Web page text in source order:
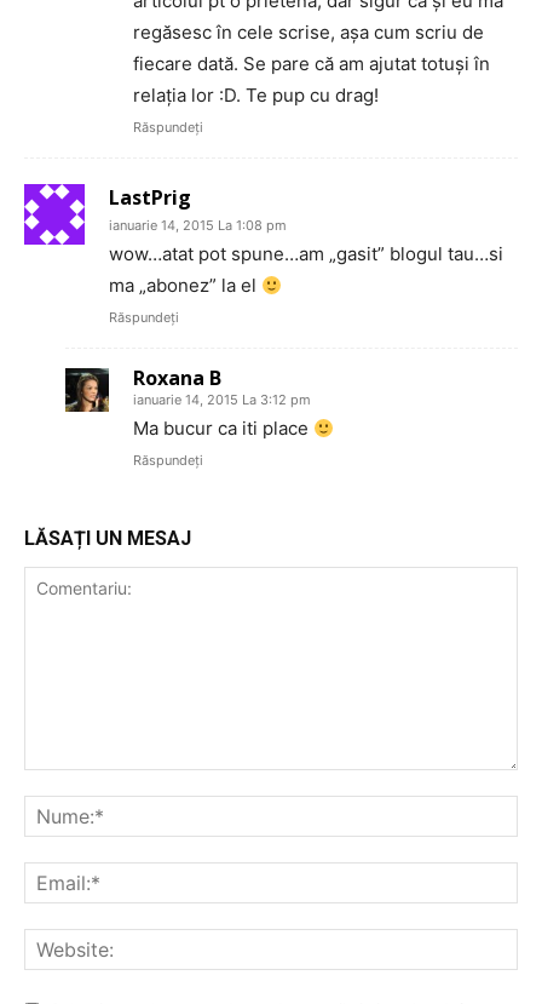
regăsesc în cele scrise, aşa cum scriu de
fiecare dată. Se pare că am ajutat totuşi în
relaţia lor :D. Te pup cu drag!
Răspundeți
LastPrig
ianuarie 14, 2015 La 1:08 pm
wow…atat pot spune…am „gasit” blogul tau…si
ma „abonez” la el
Răspundeți
Roxana B
ianuarie 14, 2015 La 3:12 pm
Ma bucur ca iti place
Răspundeți
LĂSAȚI UN MESAJ